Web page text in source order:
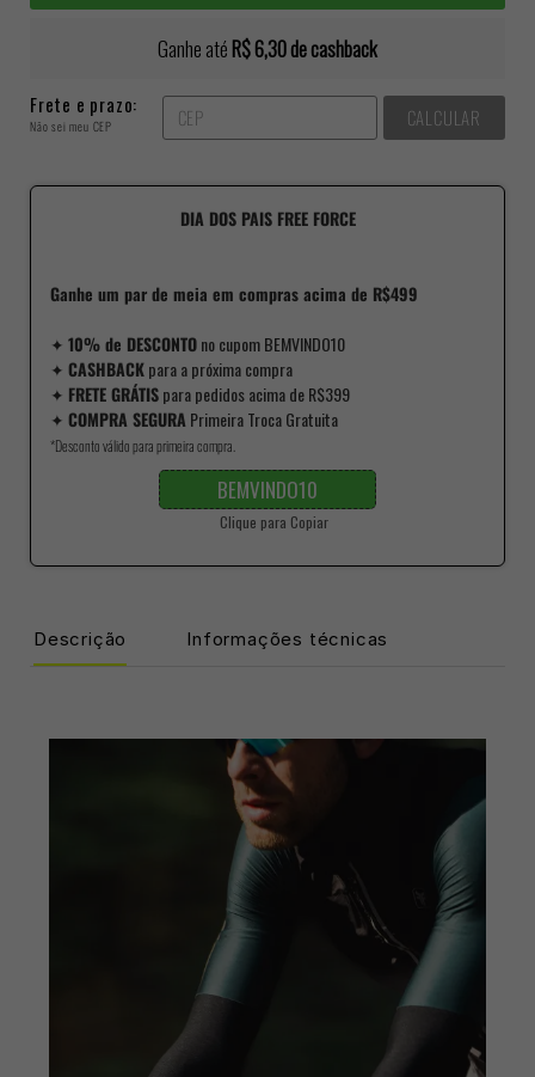
Ganhe até R$ 6,30de cashback
Frete e prazo:
Não sei meu CEP CALCULAR
DIA DOS PAIS FREE FORCE
Ganhe um par de meia em compras acima de R$499
✦ 10% de DESCONTOno cupom BEMVINDO10
✦ CASHBACKpara a próxima compra
✦ FRETE GRÁTISpara pedidos acima de R$399
✦ COMPRA SEGURA Primeira Troca Gratuita
*Desconto válido para primeira compra.
BEMVINDO10
Clique para Copiar
Descrição Informações técnicas